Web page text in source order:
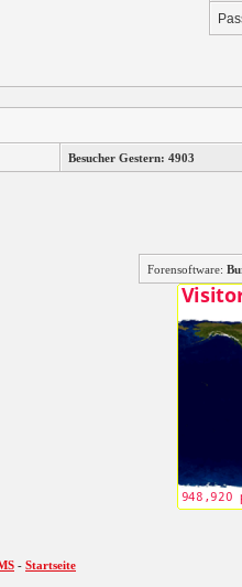
Besucher Gestern: 4903
Forensoftware:
- Startseite